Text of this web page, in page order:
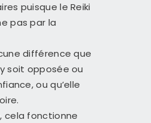
puisque le Reiki
pas par la
différence que
soit opposée ou
ou qu’elle
cela fonctionne